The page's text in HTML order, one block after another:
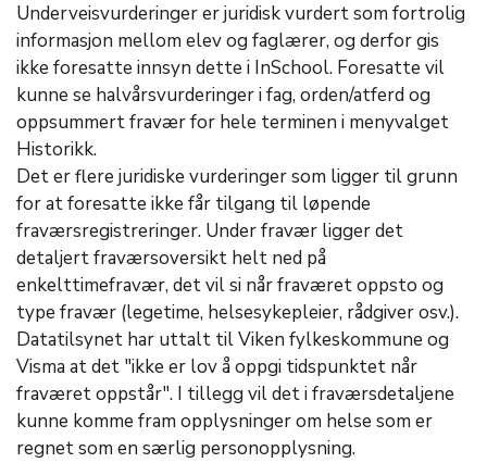
Underveisvurderinger er juridisk vurdert som fortrolig
informasjon mellom elev og faglærer, og derfor gis
ikke foresatte innsyn dette i InSchool. Foresatte vil
kunne se halvårsvurderinger i fag, orden/atferd og
oppsummert fravær for hele terminen i menyvalget
Historikk.
Det er flere juridiske vurderinger som ligger til grunn
for at foresatte ikke får tilgang til løpende
fraværsregistreringer. Under fravær ligger det
detaljert fraværsoversikt helt ned på
enkelttimefravær, det vil si når fraværet oppsto og
type fravær (legetime, helsesykepleier, rådgiver osv.).
Datatilsynet har uttalt til Viken fylkeskommune og
Visma at det "ikke er lov å oppgi tidspunktet når
fraværet oppstår". I tillegg vil det i fraværsdetaljene
kunne komme fram opplysninger om helse som er
regnet som en særlig personopplysning.